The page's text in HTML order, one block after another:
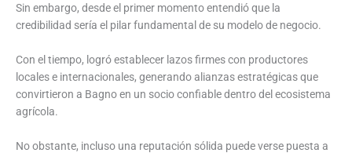
Sin embargo, desde el primer momento entendió que la
credibilidad sería el pilar fundamental de su modelo de negocio.
Con el tiempo, logró establecer lazos firmes con productores
locales e internacionales, generando alianzas estratégicas que
convirtieron a Bagno en un socio confiable dentro del ecosistema
agrícola.
No obstante, incluso una reputación sólida puede verse puesta a